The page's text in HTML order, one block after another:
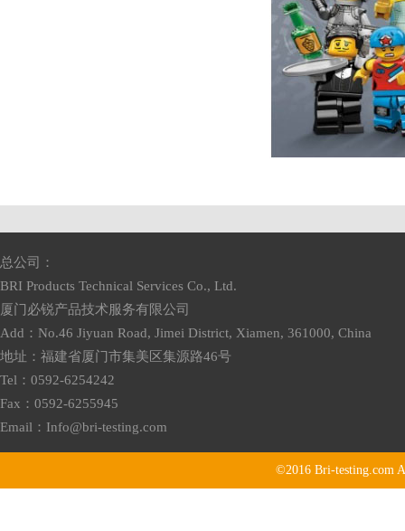
总公司：
BRI Products Technical Services Co., Ltd.
厦门必锐产品技术服务有限公司
Add：No.46 Jiyuan Road, Jimei District, Xiamen, 361000, China
地址：福建省厦门市集美区集源路46号
Tel：0592-6254242
Fax：0592-6255945
Email： Info@bri-testing.com
©2016Bri-testing.com